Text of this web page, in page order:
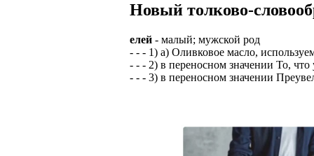
# работа за
# работа за
#
Опыт не нужен,
региональный
В таких
Открытие,
Новый толково-
елей - малый; мужской род
- - - 1) а) Оливковое масло,
- - - 2) в переносном значении То,
- - - 3) в переносном значении